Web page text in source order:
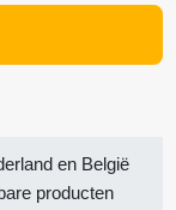
en België
producten